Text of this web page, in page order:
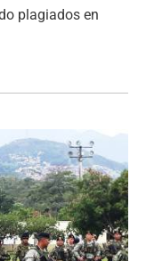
plagiados en